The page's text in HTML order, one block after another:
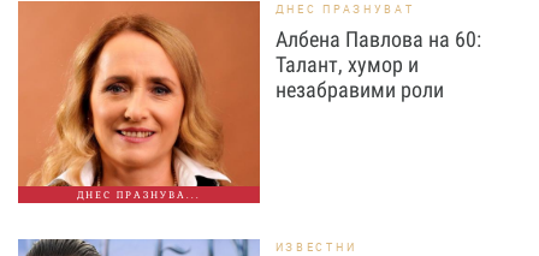
ДНЕС ПРАЗНУВА...
ДНЕС ПРАЗНУВАТ
Албена Павлова на 60:
Талант, хумор и
незабравими роли
ИЗВЕСТНИ